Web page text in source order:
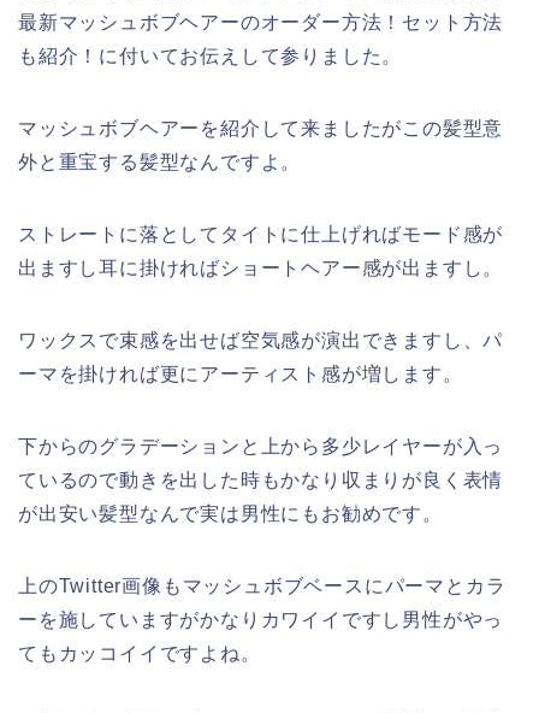
最新マッシュボブヘアーのオーダー方法！セット方法
も紹介！に付いてお伝えして参りました。
マッシュボブヘアーを紹介して来ましたがこの髪型意
外と重宝する髪型なんですよ。
ストレートに落としてタイトに仕上げればモード感が
出ますし耳に掛ければショートヘアー感が出ますし。
ワックスで束感を出せば空気感が演出できますし、パ
ーマを掛ければ更にアーティスト感が増します。
下からのグラデーションと上から多少レイヤーが入っ
ているので動きを出した時もかなり収まりが良く表情
が出安い髪型なんで実は男性にもお勧めです。
上のTwitter画像もマッシュボブベースにパーマとカラ
ーを施していますがかなりカワイイですし男性がやっ
てもカッコイイですよね。